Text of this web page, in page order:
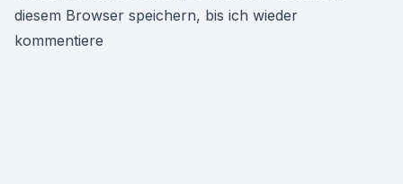
diesem Browser speichern, bis ich wieder
kommentiere